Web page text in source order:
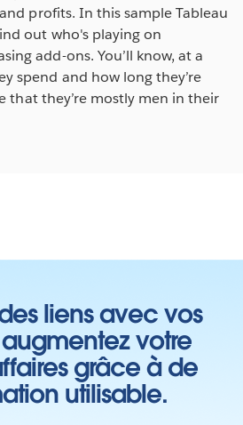
profits. In this sample Tableau
out who's playing on
add-ons. You’ll know, at a
spend and how long they’re
that they’re mostly men in their
liens avec vos
votre
grâce à de
utilisable.